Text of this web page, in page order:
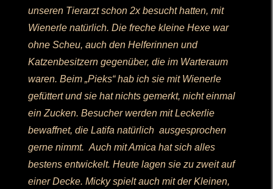
unseren Tierarzt schon 2x besucht hatten, mit
Wienerle natürlich. Die freche kleine Hexe war
ohne Scheu, auch den Helferinnen und
Katzenbesitzern gegenüber, die im Warteraum
waren. Beim „Pieks“ hab ich sie mit Wienerle
gefüttert und sie hat nichts gemerkt, nicht einmal
ein Zucken. Besucher werden mit Leckerlie
bewaffnet, die Latifa natürlich ausgesprochen
gerne nimmt. Auch mit Amica hat sich alles
bestens entwickelt. Heute lagen sie zu zweit auf
einer Decke. Micky spielt auch mit der Kleinen,